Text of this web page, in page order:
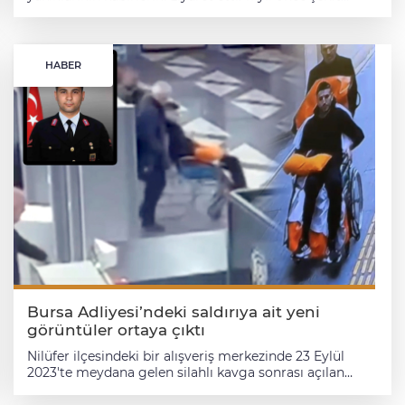
anlamını yitirdiğini belirterek, "Bayram mı evham mı
hiç bilmiyorum. Evladım burada yatıyor. Bana bayram
yok. Babası gitti, kendisi gitti. Yaşıyor muyum
yaşamıyor muyum hiç bilmiyorum. Acısı çok büyük"
dedi.
HABER
Bursa Adliyesi’ndeki saldırıya ait yeni
görüntüler ortaya çıktı
Nilüfer ilçesindeki bir alışveriş merkezinde 23 Eylül
2023'te meydana gelen silahlı kavga sonrası açılan